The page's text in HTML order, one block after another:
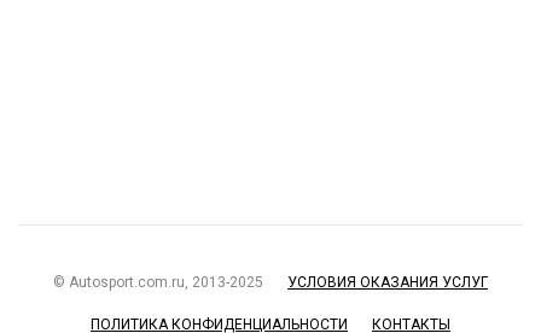
© Autosport.com.ru, 2013-2025 УСЛОВИЯ ОКАЗАНИЯ УСЛУГ
ПОЛИТИКА КОНФИДЕНЦИАЛЬНОСТИ КОНТАКТЫ